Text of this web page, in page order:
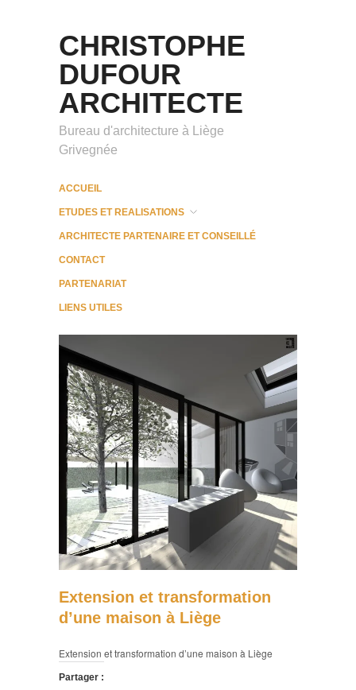
CHRISTOPHE
DUFOUR
ARCHITECTE
Bureau d'architecture à Liège
Grivegnée
ACCUEIL
ETUDES ET REALISATIONS
ARCHITECTE PARTENAIRE ET CONSEILLÉ
CONTACT
PARTENARIAT
LIENS UTILES
Extension et transformation
d’une maison à Liège
Extension et transformation d’une maison à Liège
Partager :